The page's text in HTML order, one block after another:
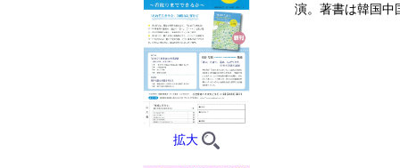
拡大
演。著書は韓国中